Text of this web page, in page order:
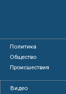
Политика
Общество
Происшествия
Видео